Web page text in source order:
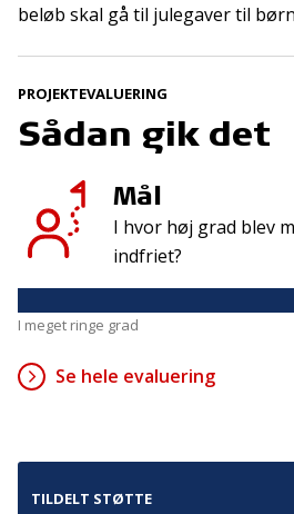
beløb skal gå til julegaver til
PROJEKTEVALUERING
Sådan gik det
Mål
I hvor høj grad blev
indfriet?
I meget ringe grad
Se hele evaluering
TILDELT STØTTE
Kontakt
TrygFonden
info@trygfonden.dk
TryghedsGruppen
45 26 08 26
Fakturering
Presse
Cookies